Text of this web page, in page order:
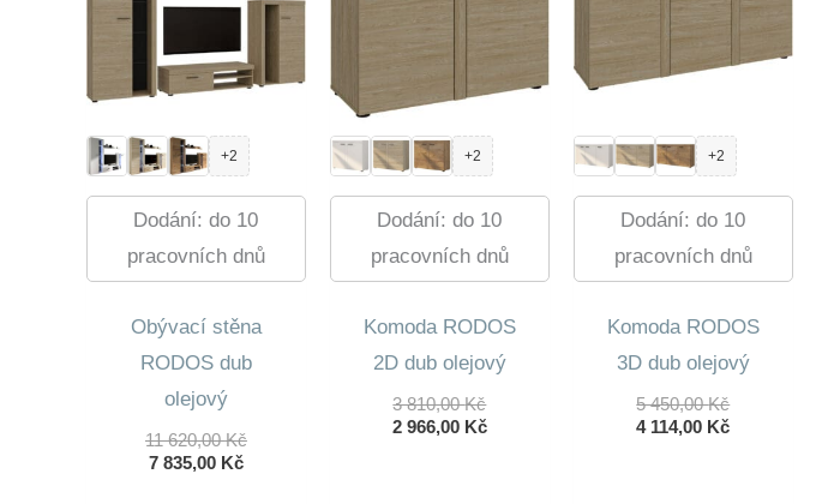
+2
Dodání: do 10
pracovních dnů
Obývací stěna
RODOS dub
olejový
11 620,00KčPůvodní
7 835,00 KčAktuální
+2
Dodání: do 10
pracovních dnů
Komoda RODOS
2D dub olejový
3 810,00KčPůvodní
Cena
2 966,00 KčAktuální
+2
Dodání: do 10
pracovních dnů
Komoda RODOS
3D dub olejový
5 450,00KčPůvodní
Cena
4 114,00 KčAktuální